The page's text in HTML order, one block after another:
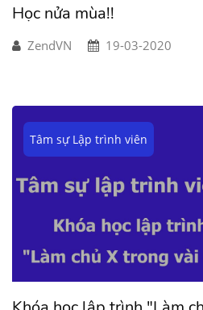
Học nửa mùa!!
ZendVN 19-03-2020
Tâm sự Lập trình viên